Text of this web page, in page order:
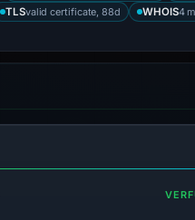
TLSvalid certificate, 88d WHOIS4